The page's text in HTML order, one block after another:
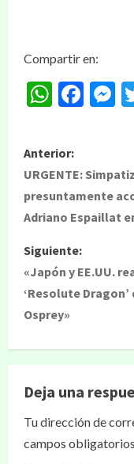
Compartir en:
Anterior:
URGENTE:
presuntamente
Adriano Espaillat
Siguiente:
«Japón y EE.UU.
‘Resolute
Osprey»
Deja una
Tu dirección de
campos